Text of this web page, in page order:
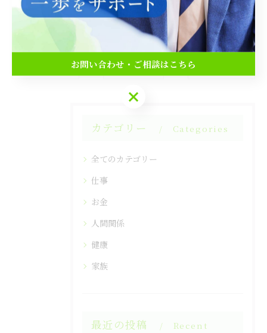
お金 人間関係
一覧に戻る
カテゴリー Categories
全てのカテゴリー
仕事
お金
人間関係
健康
家族
最近の投稿
Recent
お問い合わせ・ご相談はこちら
お問い合わせ・ご相談はこちら